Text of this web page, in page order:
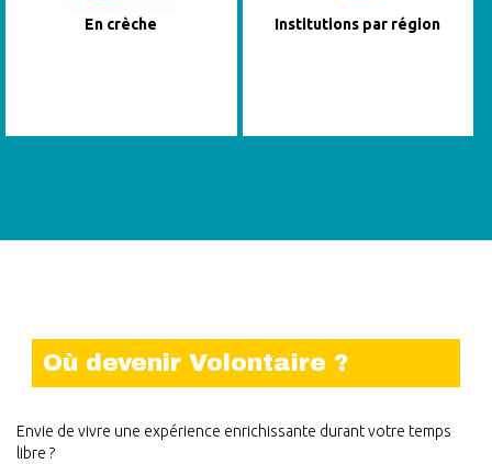
En crèche Institutions par région
Où devenir Volontaire ?
Envie de vivre une expérience enrichissante durant votre temps
libre ?